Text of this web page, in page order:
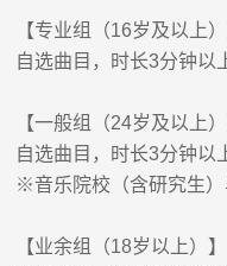
【专业组（16岁及以上
自选曲目，时长3分钟以
【一般组（24岁及以上
自选曲目，时长3分钟以
※音乐院校（含研究生
【业余组（18岁以上）】